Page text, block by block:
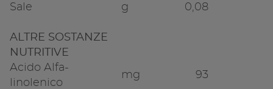
Sale
g 0,08
ALTRE SOSTANZE
NUTRITIVE
Acido Alfa-
linolenico
mg 93